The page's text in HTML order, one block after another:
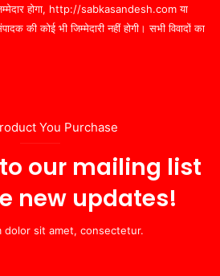
होगा, http://sabkasandesh.com या
की कोई भी जिम्मेदारी नहीं होगी। सभी विवादों का
You Purchase
our mailing list
new updates!
dolor sit amet, consectetur.